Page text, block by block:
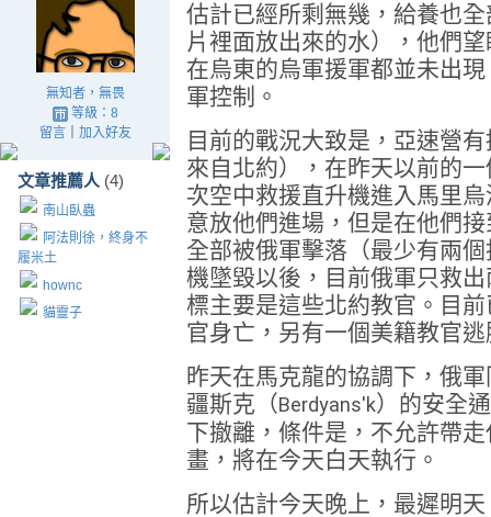
無知者，無畏
等級：8
留言｜ 加入好友
文章推薦人 (4)
南山臥蟲
阿法則徐，終身不
履米土
hownc
貓靈子
估計已經所剩無幾，給養也
片裡面放出來的水），他們
在烏東的烏軍援軍都並未出
軍控制。
目前的戰況大致是，亞速營
來自北約），在昨天以前的
次空中救援直升機進入馬里
意放他們進場，但是在他們
全部被俄軍擊落（最少有兩
機墜毀以後，目前俄軍只救
標主要是這些北約教官。目
官身亡，另有一個美籍教官逃
昨天在馬克龍的協調下，俄
疆斯克（Berdyans'k）的安全
下撤離，條件是，不允許帶
畫，將在今天白天執行。
所以估計今天晚上，最遲明